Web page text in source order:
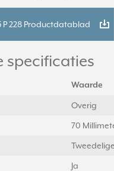
P 228 Productdatablad
specificaties
Waarde
Overig
70
Ja